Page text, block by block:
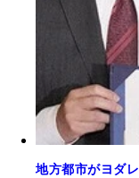
地方都市がヨダ